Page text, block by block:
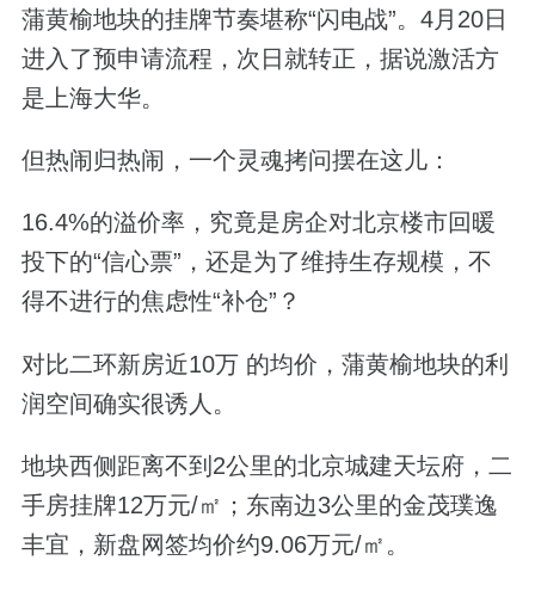
蒲黄榆地块的挂牌节奏堪称“闪电战”。4月20日
进入了预申请流程，次日就转正，据说激活方
是上海大华。
但热闹归热闹，一个灵魂拷问摆在这儿：
16.4%的溢价率，究竟是房企对北京楼市回暖
投下的“信心票”，还是为了维持生存规模，不
得不进行的焦虑性“补仓”？
对比二环新房近10万 的均价，蒲黄榆地块的利
润空间确实很诱人。
地块西侧距离不到2公里的北京城建天坛府，二
手房挂牌12万元/㎡；东南边3公里的金茂璞逸
丰宜，新盘网签均价约9.06万元/㎡。